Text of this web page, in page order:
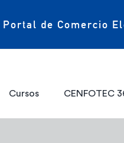
Portal de Comercio
Cursos CENFOTEC